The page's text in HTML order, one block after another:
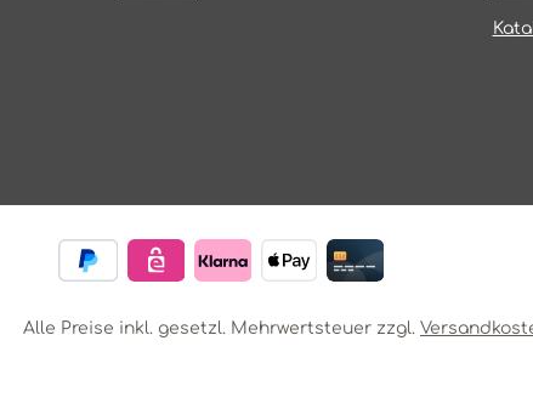
Alle Preise inkl. gesetzl. Mehrwertsteuer zzgl.